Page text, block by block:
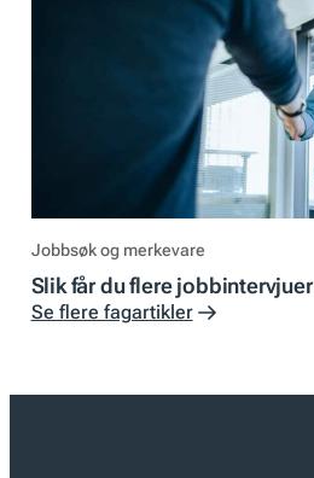
Jobbsøk og merkevare
Slik får du flere jobbintervjuer
Se flere fagartikler